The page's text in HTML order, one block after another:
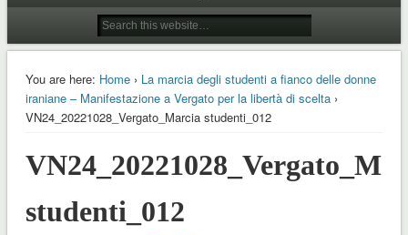
You are here: Home› La marcia degli studenti a fianco delle donne
iraniane – Manifestazione a Vergato per la libertà di scelta›
VN24_20221028_Vergato_Marcia studenti_012
studenti_012